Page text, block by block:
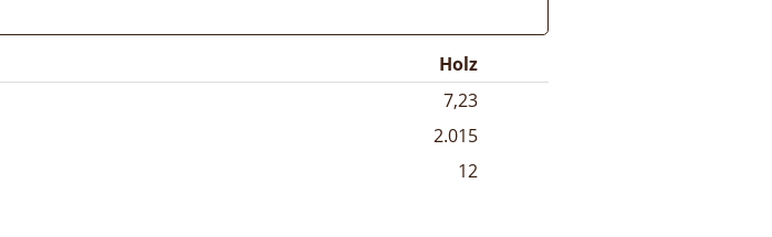
Holz
7,23
2.015
12